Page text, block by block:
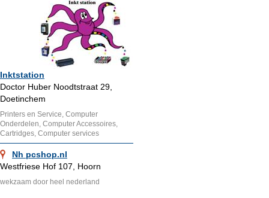
Inktstation
Doctor Huber Noodtstraat 29,
Doetinchem
Printers en Service, Computer
Onderdelen, Computer Accessoires,
Cartridges, Computer services
Nh pcshop.nl
Westfriese Hof 107, Hoorn
wekzaam door heel nederland